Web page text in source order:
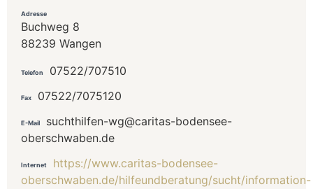
Adresse
Buchweg 8
88239 Wangen
Telefon 07522/707510
Fax 07522/7075120
E-Mail
suchthilfen-wg@caritas-bodensee-
oberschwaben.de
Internet
https://www.caritas-bodensee-
oberschwaben.de/hilfeundberatung/sucht/information-